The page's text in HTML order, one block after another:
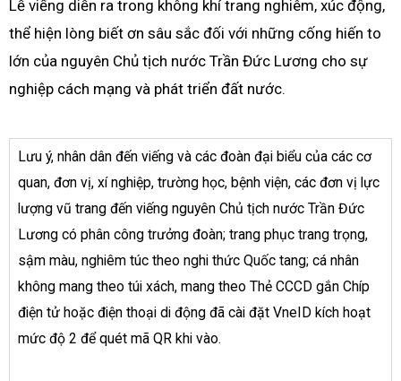
Lễ viếng diễn ra trong không khí trang nghiêm, xúc động,
thể hiện lòng biết ơn sâu sắc đối với những cống hiến to
lớn của nguyên Chủ tịch nước Trần Đức Lương cho sự
nghiệp cách mạng và phát triển đất nước.
Lưu ý, nhân dân đến viếng và các đoàn đại biểu của các cơ
quan, đơn vị, xí nghiệp, trường học, bệnh viện, các đơn vị lực
lượng vũ trang đến viếng nguyên Chủ tịch nước Trần Đức
Lương có phân công trưởng đoàn; trang phục trang trọng,
sậm màu, nghiêm túc theo nghi thức Quốc tang; cá nhân
không mang theo túi xách, mang theo Thẻ CCCD gắn Chíp
điện tử hoặc điện thoại di động đã cài đặt VneID kích hoạt
mức độ 2 để quét mã QR khi vào.